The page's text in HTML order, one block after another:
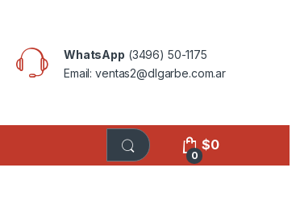
WhatsApp (3496) 50-1175
Email: ventas2@dlgarbe.com.ar
0
$0